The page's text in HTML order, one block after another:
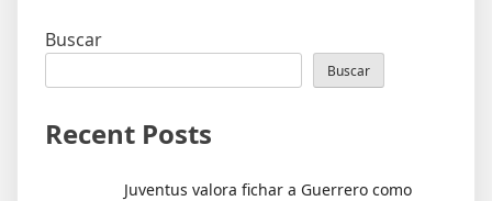
Buscar
Buscar
Recent Posts
Juventus valora fichar a Guerrero como